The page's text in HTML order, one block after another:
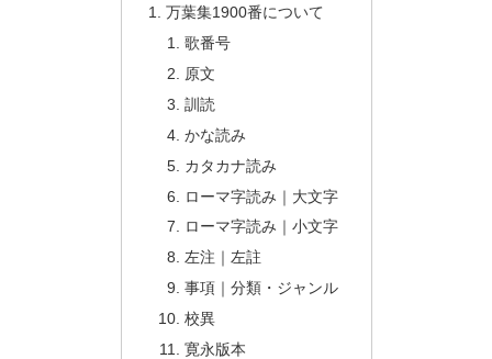
万葉集1900番について
歌番号
原文
訓読
かな読み
カタカナ読み
ローマ字読み｜大文字
ローマ字読み｜小文字
左注｜左註
事項｜分類・ジャンル
校異
寛永版本